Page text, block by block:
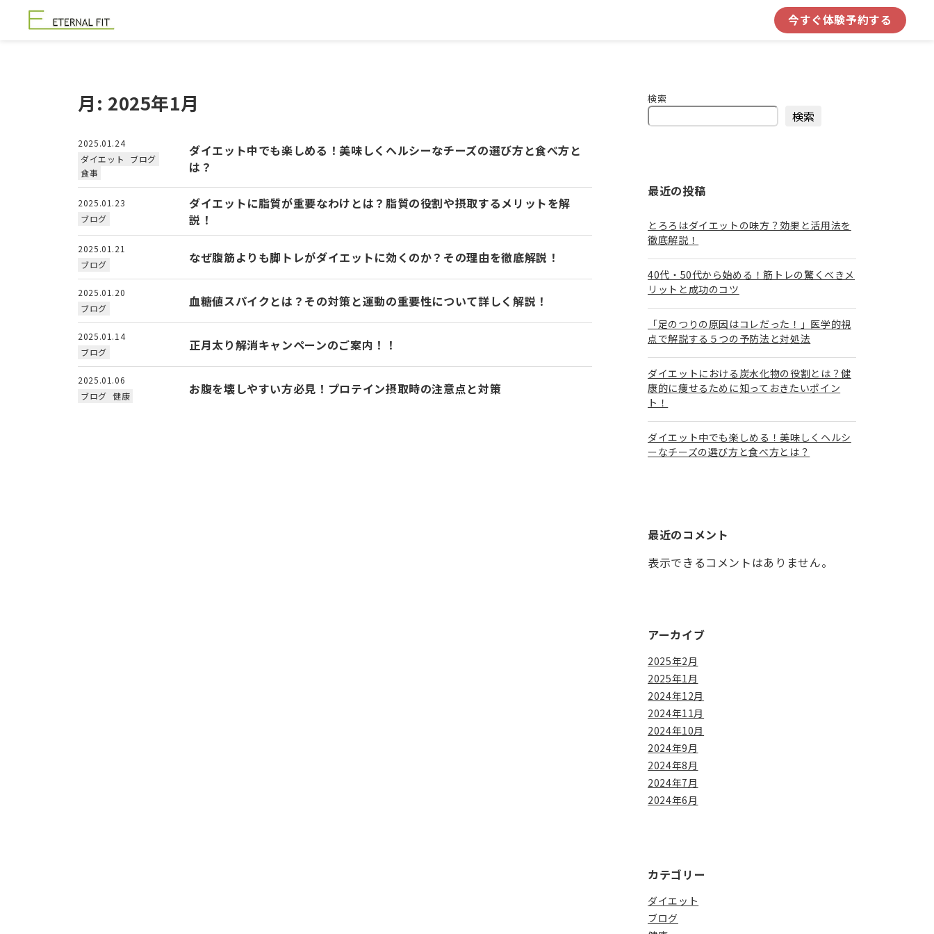
今すぐ体験予約する
月: 2025年1月
2025.01.24
ダイエット
ブログ
食事
ダイエット中でも楽しめる！美味しくヘルシーなチーズの選び方と食べ方と
は？
2025.01.23
ブログ
ダイエットに脂質が重要なわけとは？脂質の役割や摂取するメリットを解
説！
2025.01.21
ブログ
なぜ腹筋よりも脚トレがダイエットに効くのか？その理由を徹底解説！
2025.01.20
ブログ
血糖値スパイクとは？その対策と運動の重要性について詳しく解説！
2025.01.14
ブログ
正月太り解消キャンペーンのご案内！！
2025.01.06
ブログ 健康 お腹を壊しやすい方必見！プロテイン摂取時の注意点と対策
検索
検索
最近の投稿
とろろはダイエットの味方？効果と活用法を
徹底解説！
40代・50代から始める！筋トレの驚くべきメ
リットと成功のコツ
「足のつりの原因はコレだった！」医学的視
点で解説する５つの予防法と対処法
ダイエットにおける炭水化物の役割とは？健
康的に痩せるために知っておきたいポイン
ト！
ダイエット中でも楽しめる！美味しくヘルシ
ーなチーズの選び方と食べ方とは？
最近のコメント
表示できるコメントはありません。
アーカイブ
2025年2月
2025年1月
2024年12月
2024年11月
2024年10月
2024年9月
2024年8月
2024年7月
2024年6月
カテゴリー
ダイエット
ブログ